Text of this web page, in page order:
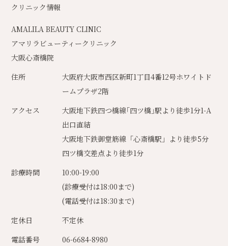
クリニック情報
AMALILA BEAUTY CLINIC
アマリラビューティークリニック
大阪心斎橋院
住所
大阪府大阪市西区新町1丁目4番12号ホワイトド
ームプラザ2階
アクセス
大阪地下鉄四つ橋線｢四ツ橋｣駅より徒歩1分1-A
出口直結
大阪地下鉄御堂筋線「心斎橋駅」より徒歩5分
四ツ橋交差点より徒歩1分
診療時間
10:00-19:00
(診療受付は18:00まで)
(電話受付は18:30まで)
定休日
不定休
電話番号
06-6684-8980